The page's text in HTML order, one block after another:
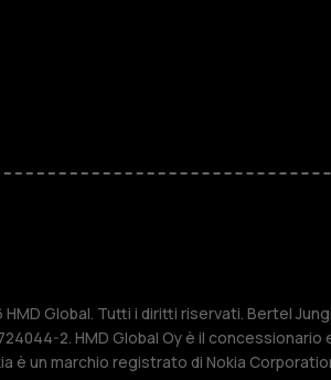
M
Global. Tutti i diritti riservati. Bertel
2. HMD Global Oy è il
è un marchio registrato di Nokia